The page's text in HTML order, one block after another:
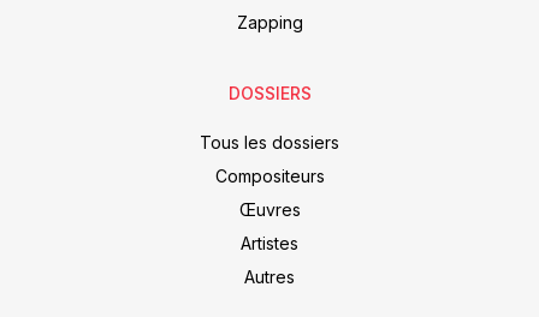
Zapping
DOSSIERS
Tous les dossiers
Compositeurs
Œuvres
Artistes
Autres